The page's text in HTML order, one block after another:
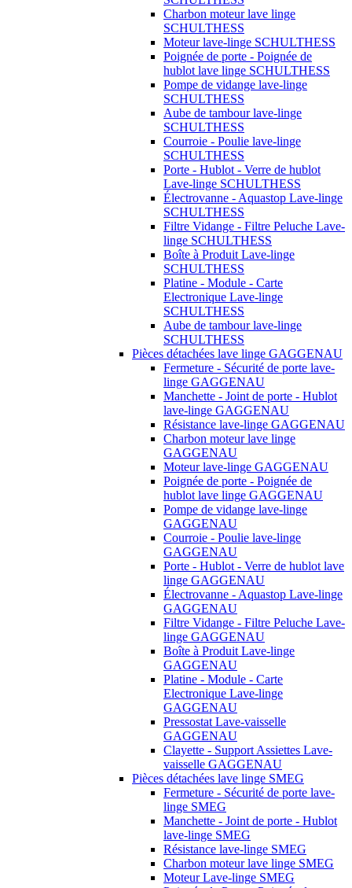
Charbon moteur lave linge
SCHULTHESS
Moteur lave-linge SCHULTHESS
Poignée de porte - Poignée de
hublot lave linge SCHULTHESS
Pompe de vidange lave-linge
SCHULTHESS
Aube de tambour lave-linge
SCHULTHESS
Courroie - Poulie lave-linge
SCHULTHESS
Porte - Hublot - Verre de hublot
Lave-linge SCHULTHESS
Électrovanne - Aquastop Lave-linge
SCHULTHESS
Filtre Vidange - Filtre Peluche Lave-
linge SCHULTHESS
Boîte à Produit Lave-linge
SCHULTHESS
Platine - Module - Carte
Electronique Lave-linge
SCHULTHESS
Aube de tambour lave-linge
SCHULTHESS
Pièces détachées lave linge GAGGENAU
Fermeture - Sécurité de porte lave-
linge GAGGENAU
Manchette - Joint de porte - Hublot
lave-linge GAGGENAU
Résistance lave-linge GAGGENAU
Charbon moteur lave linge
GAGGENAU
Moteur lave-linge GAGGENAU
Poignée de porte - Poignée de
hublot lave linge GAGGENAU
Pompe de vidange lave-linge
GAGGENAU
Courroie - Poulie lave-linge
GAGGENAU
Porte - Hublot - Verre de hublot lave
linge GAGGENAU
Électrovanne - Aquastop Lave-linge
GAGGENAU
Filtre Vidange - Filtre Peluche Lave-
linge GAGGENAU
Boîte à Produit Lave-linge
GAGGENAU
Platine - Module - Carte
Electronique Lave-linge
GAGGENAU
Pressostat Lave-vaisselle
GAGGENAU
Clayette - Support Assiettes Lave-
vaisselle GAGGENAU
Pièces détachées lave linge SMEG
Fermeture - Sécurité de porte lave-
linge SMEG
Manchette - Joint de porte - Hublot
lave-linge SMEG
Résistance lave-linge SMEG
Charbon moteur lave linge SMEG
Moteur Lave-linge SMEG